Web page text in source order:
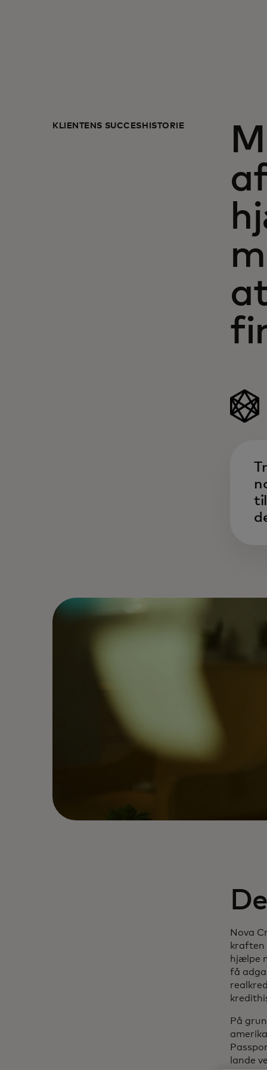
KLIENTENS SUCCESHISTORIE
Nova
kraften
hjælpe
få
På
lande